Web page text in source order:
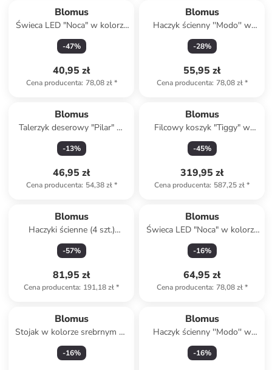
Blomus
Świeca LED "Noca" w kolorze
szarym - wys. 15 cm
-47%
40,95 zł
Cena producenta: 78,08 zł*
Blomus
Haczyk ścienny ''Modo'' w
kolorze srebrnym - 2 x 6 x 1
cm
-28%
55,95 zł
Cena producenta: 78,08 zł*
Blomus
Talerzyk deserowy "Pilar" w
kolorze szarym - Ø 20 cm
-13%
46,95 zł
Cena producenta: 54,38 zł*
Blomus
Filcowy koszyk "Tiggy" w
kolorze jasnobrązowym - wys.
44 x Ø 42 cm
-45%
319,95 zł
Cena producenta: 587,25 zł*
Blomus
Haczyki ścienne (4 szt.)
"Ponto" w kolorze szarym
-57%
81,95 zł
Cena producenta: 191,18 zł*
Blomus
Świeca LED "Noca" w kolorze
białym - wys. 15 cm
-16%
64,95 zł
Cena producenta: 78,08 zł*
Blomus
Stojak w kolorze srebrnym na
papier toaletowy - (S)20 x
(W)64,5 x (G)15 cm
-16%
Blomus
Haczyk ścienny ''Modo'' w
kolorze złotym - 2 x 6 x 1 cm
-16%